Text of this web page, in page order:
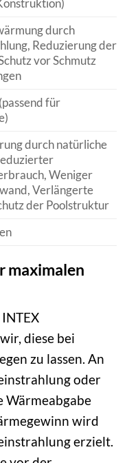
durch
Reduzierung der
vor Schmutz
für
durch natürliche
Weniger
Verlängerte
der Poolstruktur
maximalen
diese bei
zu lassen. An
oder
Wärmeabgabe
wird
erzielt.